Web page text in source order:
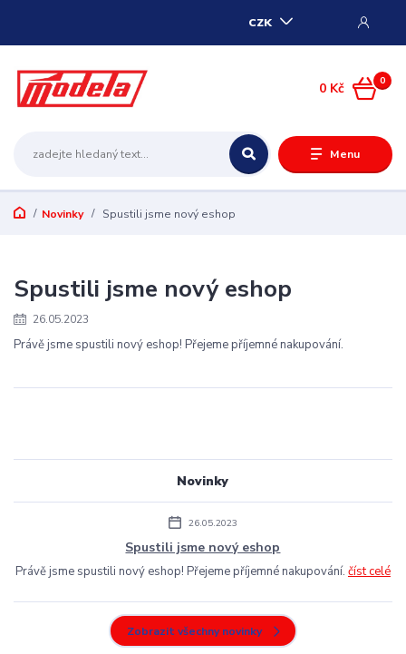
Menu
CZK
0
0 Kč
Novinky Spustili jsme nový eshop
Novinky
26.05.2023
Spustili jsme nový eshop
Právě jsme spustili nový eshop! Přejeme příjemné nakupování. číst celé
Zobrazit všechny novinky
Spustili jsme nový eshop
26.05.2023
Právě jsme spustili nový eshop! Přejeme příjemné nakupování.